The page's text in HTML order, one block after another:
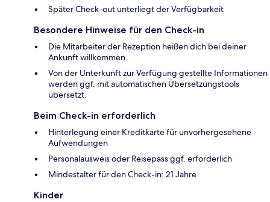
Später Check-out unterliegt der Verfügbarkeit
Besondere Hinweise für den Check-in
Die Mitarbeiter der Rezeption heißen dich bei deiner
Ankunft willkommen.
Von der Unterkunft zur Verfügung gestellte Informationen
werden ggf. mit automatischen Übersetzungstools
übersetzt.
Beim Check-in erforderlich
Hinterlegung einer Kreditkarte für unvorhergesehene
Aufwendungen
Personalausweis oder Reisepass ggf. erforderlich
Mindestalter für den Check-in: 21 Jahre
Kinder